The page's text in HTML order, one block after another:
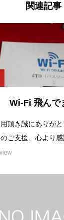
関連記事
Wi-Fi 飛んで
頂き誠にありが
ご支援、心より